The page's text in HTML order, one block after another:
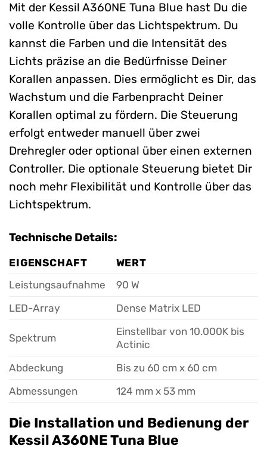
Mit der Kessil A360NE Tuna Blue hast Du die
volle Kontrolle über das Lichtspektrum. Du
kannst die Farben und die Intensität des
Lichts präzise an die Bedürfnisse Deiner
Korallen anpassen. Dies ermöglicht es Dir, das
Wachstum und die Farbenpracht Deiner
Korallen optimal zu fördern. Die Steuerung
erfolgt entweder manuell über zwei
Drehregler oder optional über einen externen
Controller. Die optionale Steuerung bietet Dir
noch mehr Flexibilität und Kontrolle über das
Lichtspektrum.
Technische Details:
EIGENSCHAFT
WERT
Leistungsaufnahme
90 W
LED-Array
Dense Matrix LED
Spektrum
Einstellbar von 10.000K bis
Actinic
Abdeckung
Bis zu 60 cm x 60 cm
Abmessungen
124 mm x 53 mm
Die Installation und Bedienung der
Kessil A360NE Tuna Blue